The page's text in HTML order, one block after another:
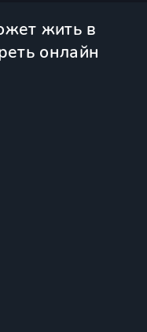
жить в
онлайн